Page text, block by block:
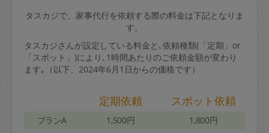
タスカジで、家事代行を依頼する際の料金は下記となりま
す。
タスカジさんが設定している料金と､依頼種類(「定期」or
「スポット」)により､1時間あたりのご依頼金額が変わり
ます｡（以下、2024年6月1日からの価格です）
定期依頼 スポット依頼
プランA 1,500円 1,800円